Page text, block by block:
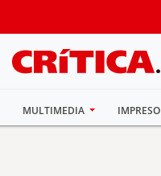
MULTIMEDIA IMPRESO